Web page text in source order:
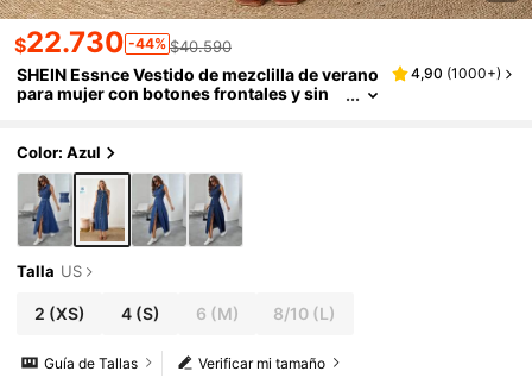
$22.730 -44% $40.590
SHEIN Essnce Vestido de mezclilla de verano
para mujer con botones frontales y sin
4,90 (1000+)
Color: Azul
Talla US
2 (XS) 4(S) 6 (M) 8/10 (L)
Verificar mi tamaño
Guía de Tallas